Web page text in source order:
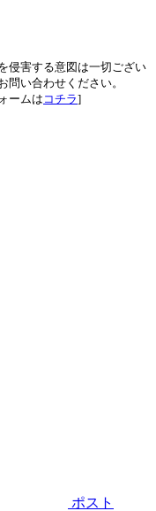
侵害する意図は一切ござい
問い合わせください。
ームは コチラ]
ポスト